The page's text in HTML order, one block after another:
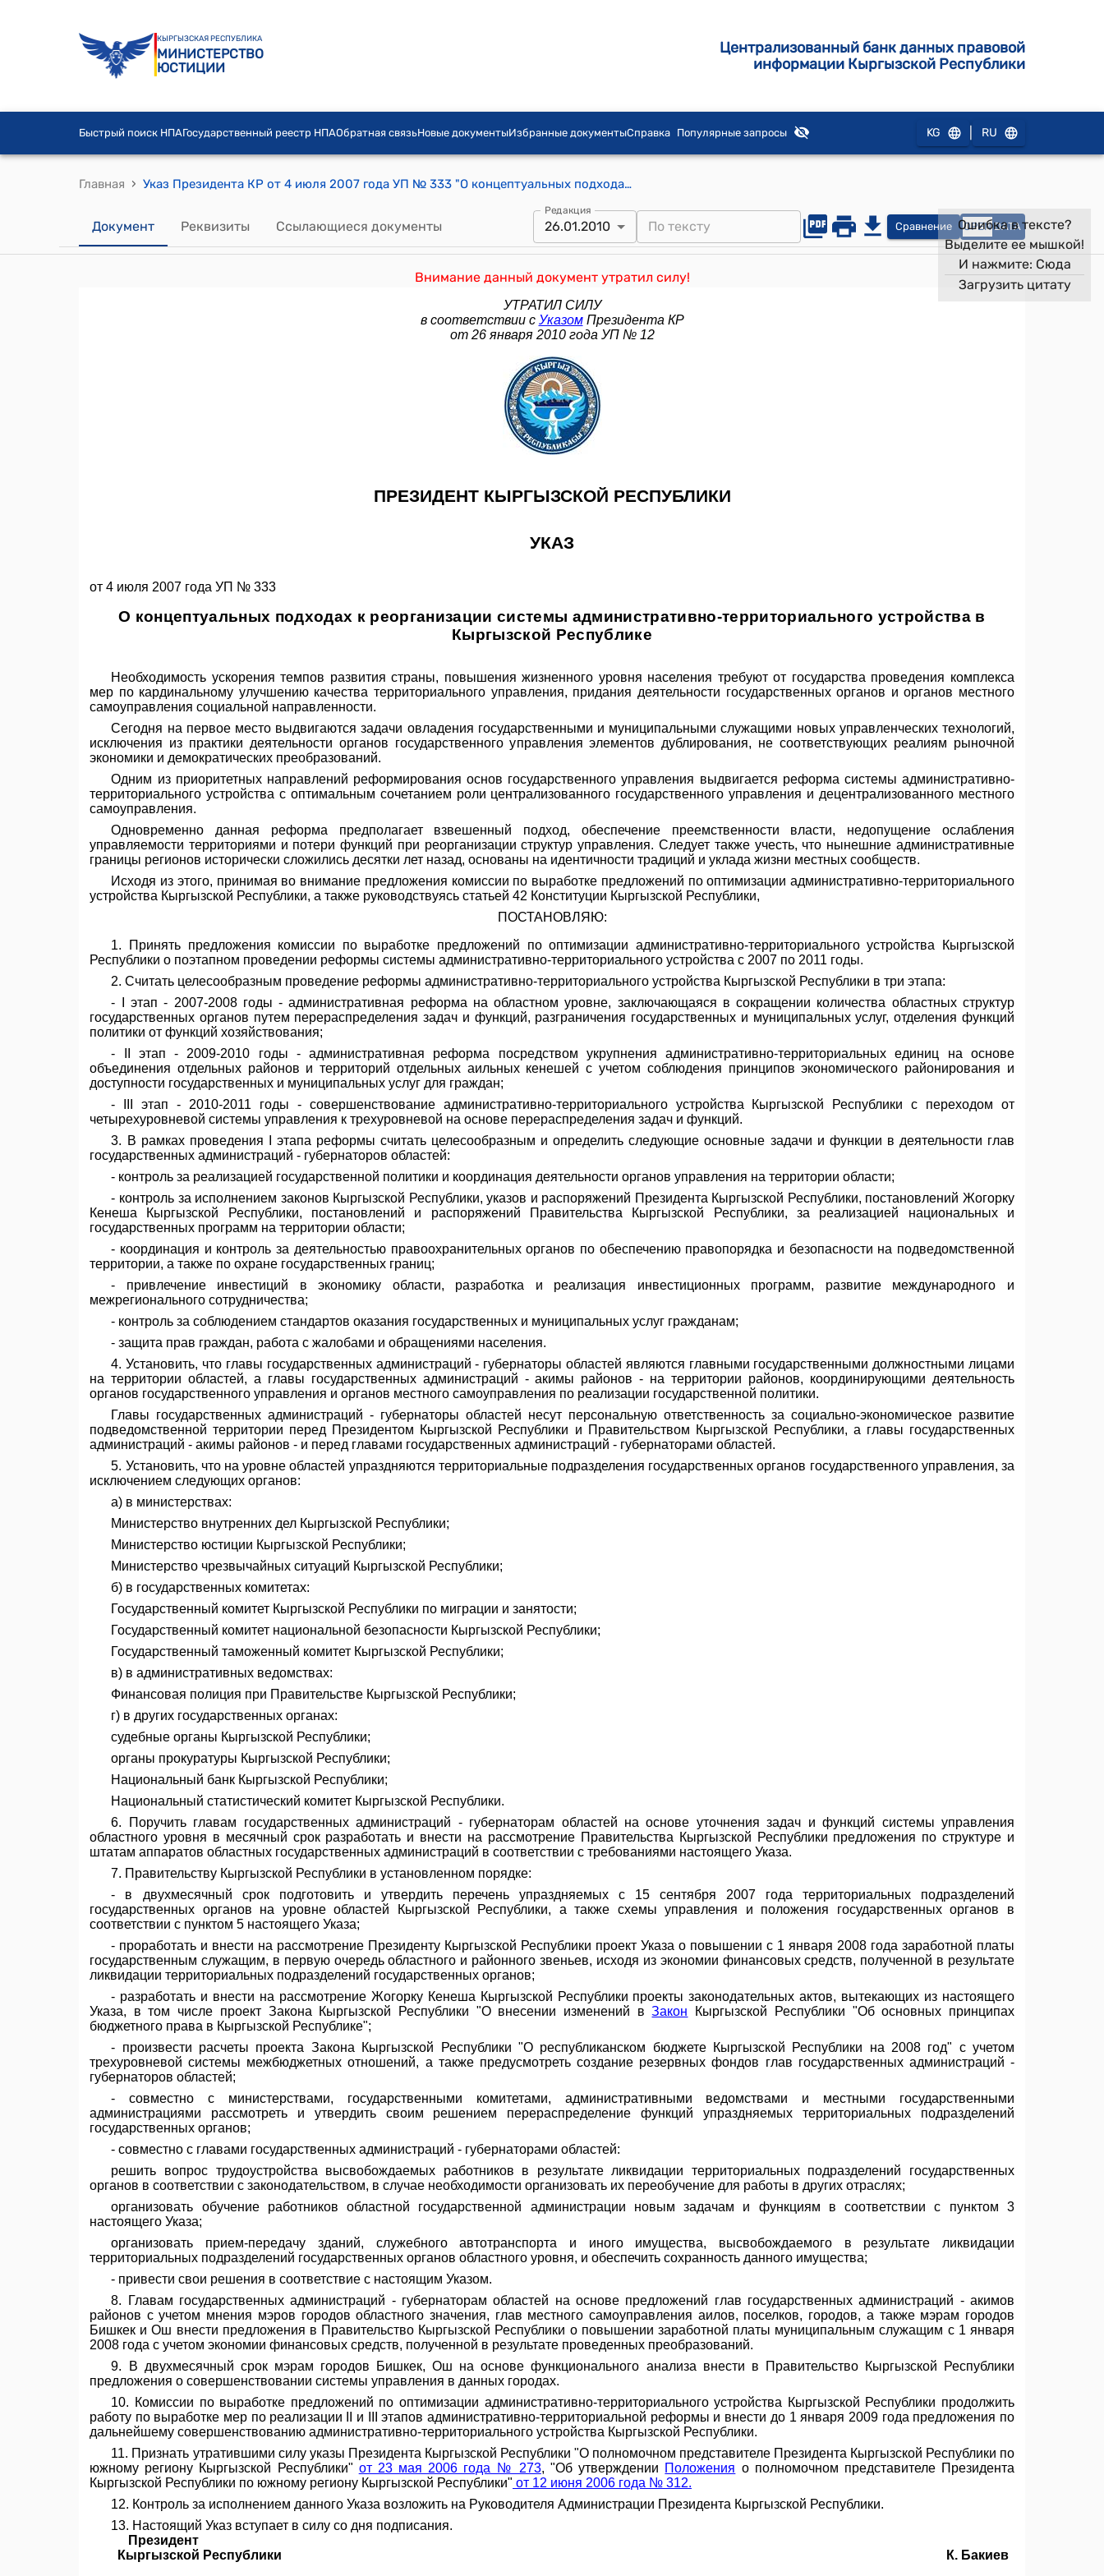
КЫРГЫЗСКАЯ РЕСПУБЛИКА
МИНИСТЕРСТВО
ЮСТИЦИИ
Централизованный банк данных правовой
информации Кыргызской Республики
Быстрый поиск НПАГосударственный реестр НПАОбратная связьНовые документыИзбранные документыСправка Популярные запросы KG RU
Главная › Указ Президента КР от 4 июля 2007 года УП № 333 "О концептуальных подходах к реорганизации системы административно-территориального устройства в Кыргызской Республике"
Документ Реквизиты Ссылающиеся документы
Редакция
26.01.2010 Сравнение OPEN DATA
Внимание данный документ утратил силу!
Ошибка в тексте?
Выделите ее мышкой!
И нажмите: Сюда
Загрузить цитату